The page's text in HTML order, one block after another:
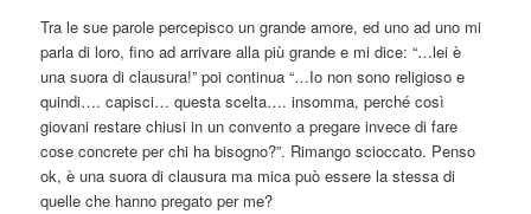
Tra le sue parole percepisco un grande amore, ed uno ad uno mi
parla di loro, fino ad arrivare alla più grande e mi dice: “…lei è
una suora di clausura!” poi continua “…Io non sono religioso e
quindi…. capisci… questa scelta…. insomma, perché così
giovani restare chiusi in un convento a pregare invece di fare
cose concrete per chi ha bisogno?”. Rimango scioccato. Penso
ok, è una suora di clausura ma mica può essere la stessa di
quelle che hanno pregato per me?